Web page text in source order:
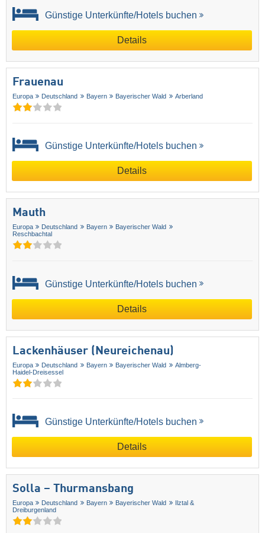
Günstige Unterkünfte/Hotels buchen
Details
Frauenau
Europa Deutschland Bayern Bayerischer Wald Arberland
Günstige Unterkünfte/Hotels buchen
Details
Mauth
Europa Deutschland Bayern
Bayerischer Wald
Reschbachtal
Günstige Unterkünfte/Hotels buchen
Details
Lackenhäuser (Neureichenau)
Europa Deutschland Bayern Bayerischer Wald
Almberg-
Haidel-Dreisessel
Günstige Unterkünfte/Hotels buchen
Details
Solla – Thurmansbang
Europa Deutschland Bayern Bayerischer Wald
Ilztal &
Dreiburgenland